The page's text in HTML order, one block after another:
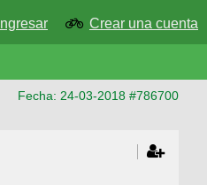
Ingresar Crear una cuenta
Fecha: 24-03-2018 #786700